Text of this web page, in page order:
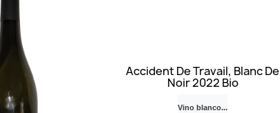
Accident De Travail, Blanc De
Noir 2022 Bio
Vino blanco...